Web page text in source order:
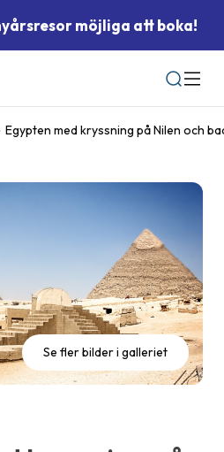
möjliga att boka!
Sök
Egypten med kryssning på Nilen och
Se fler bilder i galleriet